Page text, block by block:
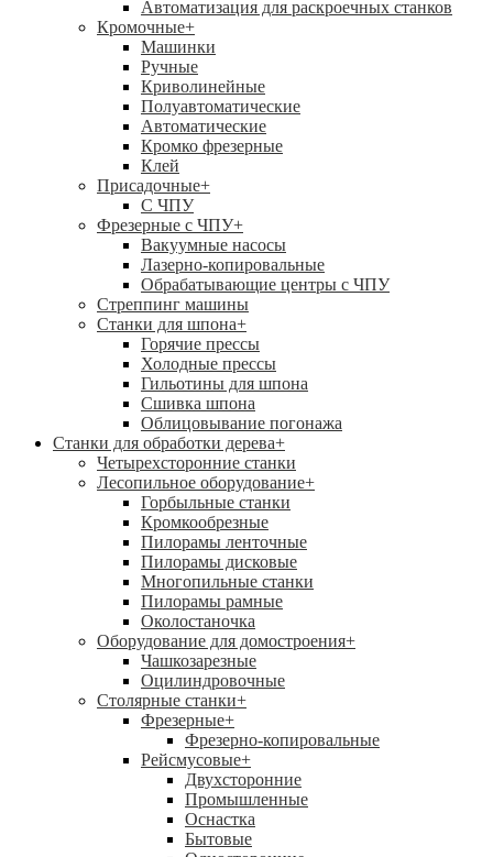
Автоматизация для раскроечных станков
Кромочные+
Машинки
Ручные
Криволинейные
Полуавтоматические
Автоматические
Кромко фрезерные
Клей
Присадочные+
С ЧПУ
Фрезерные с ЧПУ+
Вакуумные насосы
Лазерно-копировальные
Обрабатывающие центры с ЧПУ
Стреппинг машины
Станки для шпона+
Горячие прессы
Холодные прессы
Гильотины для шпона
Сшивка шпона
Облицовывание погонажа
Станки для обработки дерева+
Четырехсторонние станки
Лесопильное оборудование+
Горбыльные станки
Кромкообрезные
Пилорамы ленточные
Пилорамы дисковые
Многопильные станки
Пилорамы рамные
Околостаночка
Оборудование для домостроения+
Чашкозарезные
Оцилиндровочные
Столярные станки+
Фрезерные+
Фрезерно-копировальные
Рейсмусовые+
Двухсторонние
Промышленные
Оснастка
Бытовые